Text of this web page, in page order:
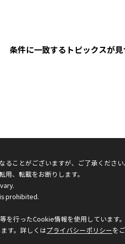
条件に一致するトピックスが見
ことがございますが、ご了承ください
、転載をお断りします。
prohibited.
行ったCookie情報を使用しています。
す。詳しくはプライバシーポリシーを